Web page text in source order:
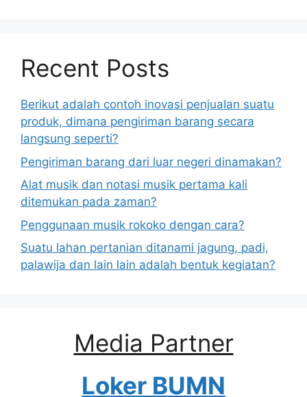
Recent Posts
Berikut adalah contoh inovasi penjualan suatu
produk, dimana pengiriman barang secara
langsung seperti?
Pengiriman barang dari luar negeri dinamakan?
Alat musik dan notasi musik pertama kali
ditemukan pada zaman?
Penggunaan musik rokoko dengan cara?
Suatu lahan pertanian ditanami jagung, padi,
palawija dan lain lain adalah bentuk kegiatan?
Media Partner
Loker BUMN